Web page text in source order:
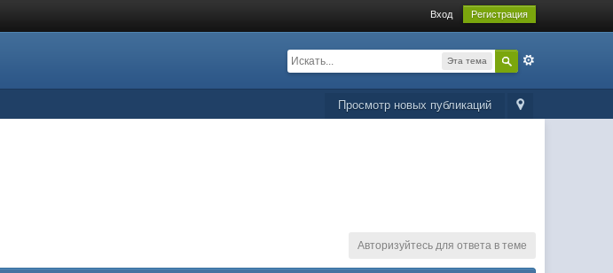
Вход Регистрация
Эта тема
Просмотр новых публикаций
Авторизуйтесь для ответа в теме